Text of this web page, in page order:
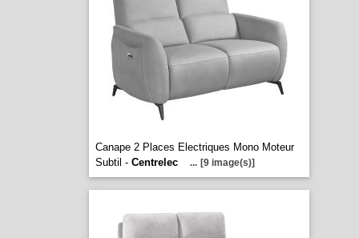
Canape 2 Places Electriques Mono Moteur
Subtil - Centrelec ... [9 image(s)]